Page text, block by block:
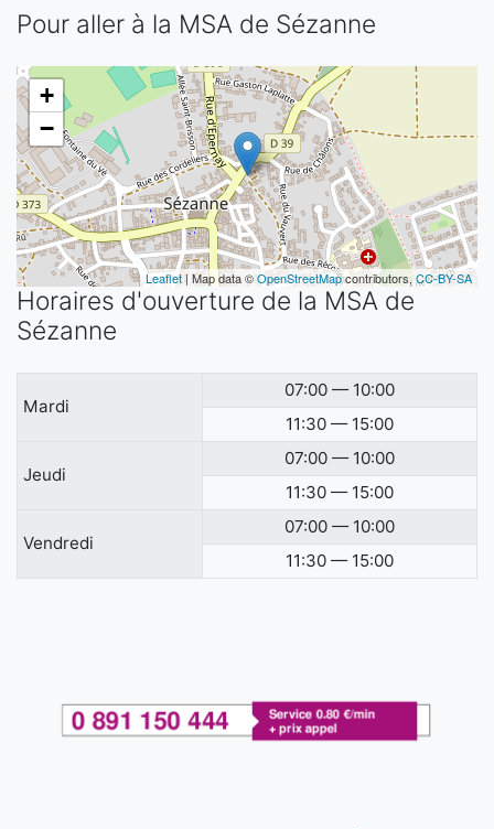
Pour aller à la MSA de Sézanne
+
−
Leaflet| Map data ©OpenStreetMapcontributors, CC-BY-SA
Horaires d'ouverture de la MSA de
Sézanne
Mardi
07:00 — 10:00
11:30 — 15:00
Jeudi
07:00 — 10:00
11:30 — 15:00
Vendredi
07:00 — 10:00
11:30 — 15:00